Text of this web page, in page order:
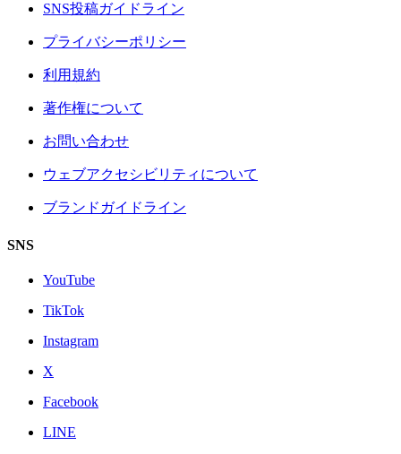
SNS投稿ガイドライン
プライバシーポリシー
利用規約
著作権について
お問い合わせ
ウェブアクセシビリティについて
ブランドガイドライン
SNS
YouTube
TikTok
Instagram
X
Facebook
LINE